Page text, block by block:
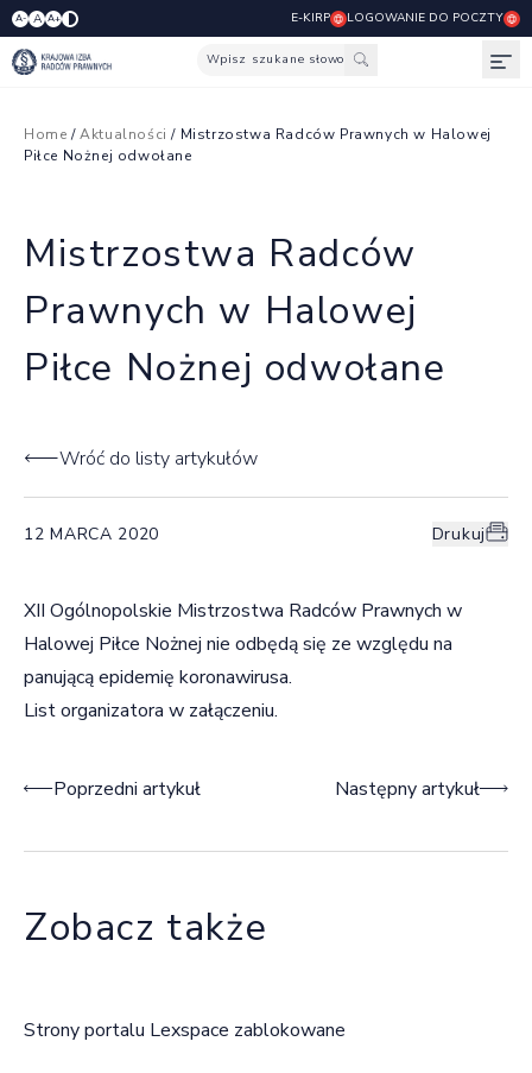
A- A A+ E-KIRP LOGOWANIE DO POCZTY
Wpisz szukane słowo
Home /Aktualności / Mistrzostwa Radców Prawnych w Halowej
Piłce Nożnej odwołane
Mistrzostwa Radców
Prawnych w Halowej
Piłce Nożnej odwołane
Wróć do listy artykułów
12 MARCA 2020 Drukuj
XII Ogólnopolskie Mistrzostwa Radców Prawnych w
Halowej Piłce Nożnej nie odbędą się ze względu na
panującą epidemię koronawirusa.
List organizatora w załączeniu.
Nawigacja wpisu
Poprzedni artykuł Następny artykuł
Zobacz także
Strony portalu Lexspace zablokowane